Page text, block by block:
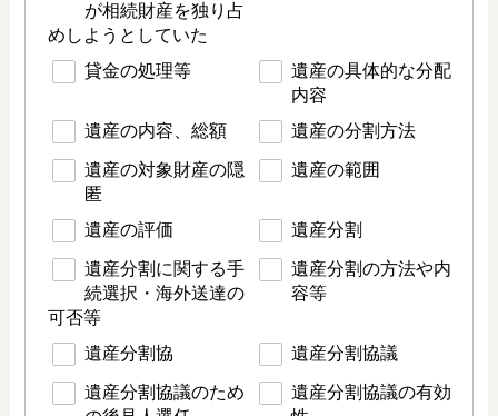
が相続財産を独り占
めしようとしていた
貸金の処理等
遺産の具体的な分配
内容
遺産の内容、総額
遺産の分割方法
遺産の対象財産の隠
匿
遺産の範囲
遺産の評価 遺産分割
遺産分割に関する手
続選択・海外送達の
可否等
遺産分割の方法や内
容等
遺産分割協 遺産分割協議
遺産分割協議のため
遺産分割協議の有効